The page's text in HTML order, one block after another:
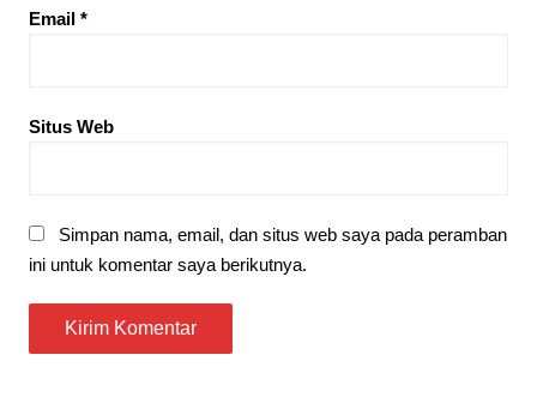
Email *
Situs Web
Simpan nama, email, dan situs web saya pada peramban
ini untuk komentar saya berikutnya.